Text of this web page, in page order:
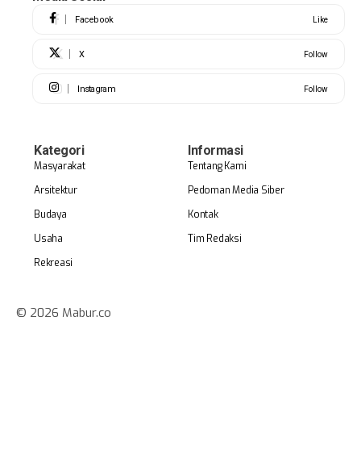
Facebook Like
X Follow
Instagram Follow
Kategori
Masyarakat
Arsitektur
Budaya
Usaha
Rekreasi
Informasi
Tentang Kami
Pedoman Media Siber
Kontak
Tim Redaksi
© 2026 Mabur.co